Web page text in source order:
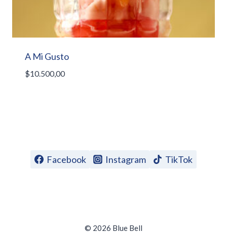
A Mi Gusto
$10.500,00
Facebook Instagram TikTok
© 2026 Blue Bell